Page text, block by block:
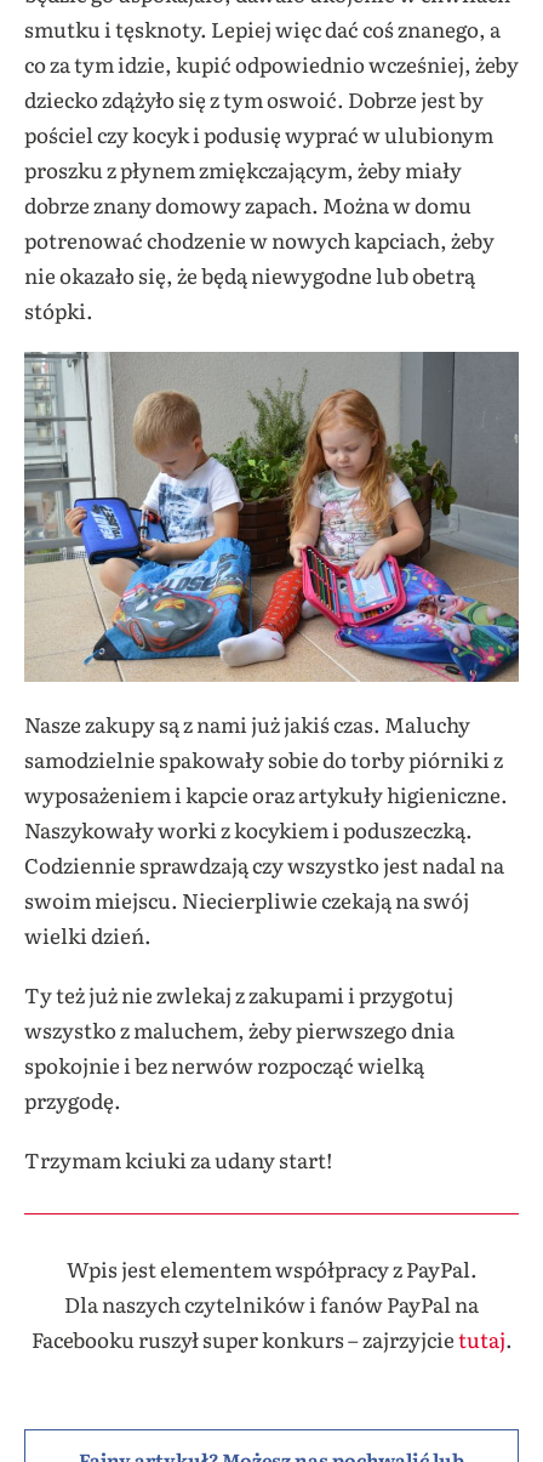
smutku i tęsknoty. Lepiej więc dać coś znanego, a
co za tym idzie, kupić odpowiednio wcześniej, żeby
dziecko zdążyło się z tym oswoić. Dobrze jest by
pościel czy kocyk i podusię wyprać w ulubionym
proszku z płynem zmiękczającym, żeby miały
dobrze znany domowy zapach. Można w domu
potrenować chodzenie w nowych kapciach, żeby
nie okazało się, że będą niewygodne lub obetrą
stópki.
Nasze zakupy są z nami już jakiś czas. Maluchy
samodzielnie spakowały sobie do torby piórniki z
wyposażeniem i kapcie oraz artykuły higieniczne.
Naszykowały worki z kocykiem i poduszeczką.
Codziennie sprawdzają czy wszystko jest nadal na
swoim miejscu. Niecierpliwie czekają na swój
wielki dzień.
Ty też już nie zwlekaj z zakupami i przygotuj
wszystko z maluchem, żeby pierwszego dnia
spokojnie i bez nerwów rozpocząć wielką
przygodę.
Trzymam kciuki za udany start!
Wpis jest elementem współpracy z PayPal.
Dla naszych czytelników i fanów PayPal na
Facebooku ruszył super konkurs – zajrzyjcietutaj.